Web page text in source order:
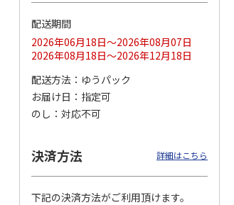
ドジャース 大谷翔
平 日本人最多53試
合連続出塁記念 シ
ル…
17,000円
(送料・税込)
谷翔平 2026 NL 3・
4月投手…
配送期間
2026年06月18日～2026年08月07日
2026年08月18日～2026年12月18日
配送方法
ゆうパック
お届け日
指定可
のし
対応不可
決済方法 詳細はこちら
下記の決済方法がご利用頂けます。